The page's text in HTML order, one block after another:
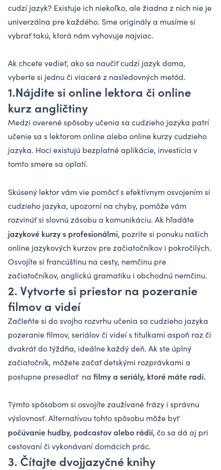
cudzí jazyk? Existuje ich niekoľko, ale žiadna z nich nie je
univerzálna pre každého. Sme originály a musíme si
vybrať takú, ktorá nám vyhovuje najviac.
Ak chcete vedieť, ako sa naučiť cudzí jazyk doma,
vyberte si jednu či viaceré z nasledovných metód.
1.Nájdite si online lektora či online
kurz angličtiny
Medzi overené spôsoby učenia sa cudzieho jazyka patrí
učenie sa s lektorom online alebo online kurzy cudzieho
jazyka. Hoci existujú bezplatné aplikácie, investícia v
tomto smere sa oplatí.
Skúsený lektor vám vie pomôcťs efektívnym osvojením si
cudzieho jazyka, upozorní na chyby, pomôže vám
rozvinúť si slovnú zásobu a komunikáciu. Ak hľadáte
jazykové kurzy s profesionálmi, pozrite si ponuku našich
online jazykových kurzov pre začiatočníkov i pokročilých.
Osvojíte si francúštinu na cesty, nemčinu pre
začiatočníkov, anglickú gramatiku i obchodnú nemčinu.
2. Vytvorte si priestor na pozeranie
filmov a videí
Začleňte si do svojho rozvrhu učenia sa cudzieho jazyka
pozeranie filmov, seriálov či videí s titulkami aspoň raz či
dvakrát do týždňa, ideálne každý deň. Ak ste úplný
začiatočník, môžete začať detskými rozprávkami a
postupne presedlať na filmy a seriály, ktoré máte radi.
Týmto spôsobom si osvojíte zaužívané frázy i správnu
výslovnosť. Alternatívou tohto spôsobu môže byť
počúvanie hudby, podcastov alebo rádií, čo sa dá aj pri
cestovaní či vykonávaní domácich prác.
3. Čítajte dvojjazyčné knihy